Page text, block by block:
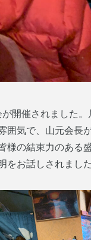
開催されました。
囲気で、山元会長
様の結束力のある
お話しされました